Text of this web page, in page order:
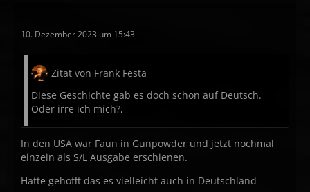
10. Dezember 2023 um 15:43
Zitat von Frank Festa
Diese Geschichte gab es doch schon auf Deutsch.
Oder irre ich mich?,
In den USA war Faun in Gunpowder und jetzt nochmal
einzein als S/L Ausgabe erschienen.
Hatte gehofft das es vielleicht auch in Deutschland